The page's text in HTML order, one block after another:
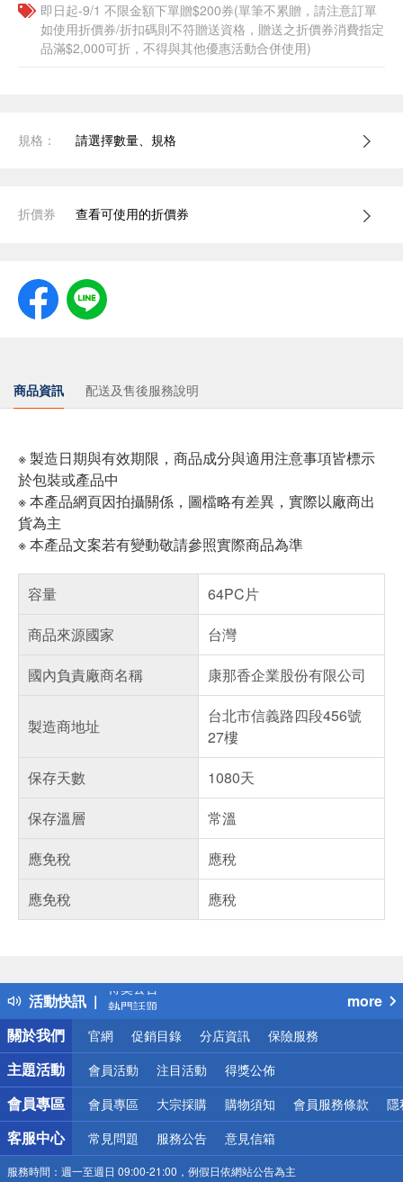
即日起-9/1 不限金額下單贈$200券(單筆不累贈，請注意訂單
如使用折價券/折扣碼則不符贈送資格，贈送之折價券消費指定
品滿$2,000可折，不得與其他優惠活動合併使用)
規格： 請選擇數量、規格
折價券 查看可使用的折價券
商品資訊 配送及售後服務說明
※ 製造日期與有效期限，商品成分與適用注意事項皆標示
於包裝或產品中
※ 本產品網頁因拍攝關係，圖檔略有差異，實際以廠商出
貨為主
※ 本產品文案若有變動敬請參照實際商品為準
容量
64PC片
商品來源國家
台灣
國內負責廠商名稱
康那香企業股份有限公司
製造商地址
台北市信義路四段456號
27樓
保存天數
1080天
保存溫層
常溫
應免稅
應稅
應免稅
應稅
活動快訊
得獎公告
熱門話題
銀行優惠
偏遠地區配送
詐騙網頁！請小心！
more
關於我們
官網 促銷目錄 分店資訊 保險服務
主題活動 會員活動 注目活動 得獎公佈
會員專區 會員專區 大宗採購 購物須知 會員服務條款 隱
客服中心 常見問題 服務公告 意見信箱
服務時間： 週一至週日 09:00-21:00，例假日依網站公告為主